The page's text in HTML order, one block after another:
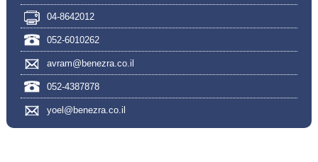
04-8642012
052-6010262
avram@benezra.co.il
052-4387878
yoel@benezra.co.il